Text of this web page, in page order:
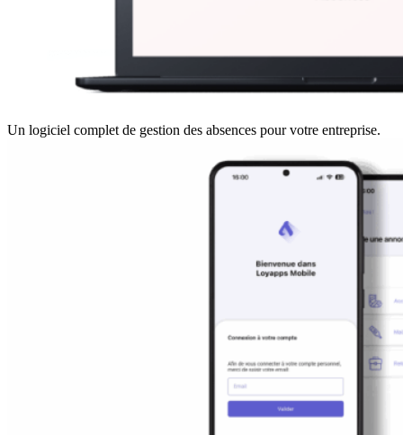
Un logiciel complet de gestion des absences pour votre entreprise.